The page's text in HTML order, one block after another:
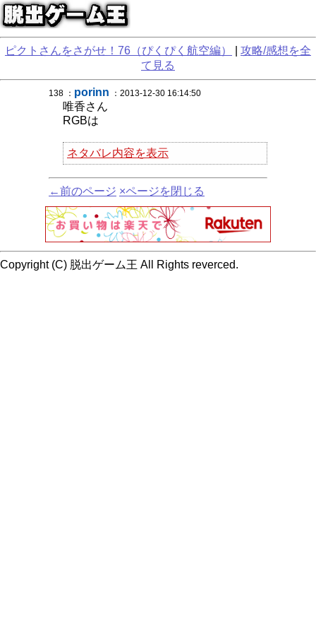
ピクトさんをさがせ！76（ぴくぴく航空編）
攻略/感想を全
て見る
138 ： porinn ：2013-12-30 16:14:50
唯香さん
RGBは
ネタバレ内容を表示
←前のページ ×ページを閉じる
Copyright (C) 脱出ゲーム王 All Rights reverced.